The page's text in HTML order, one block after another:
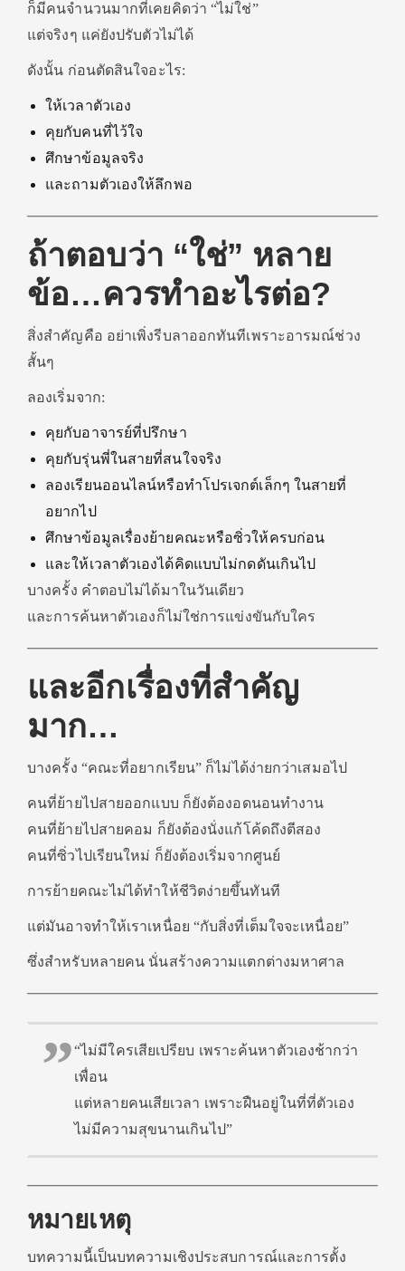
ก็มีคนจำนวนมากที่เคยคิดว่า “ไม่ใช่”
แต่จริงๆ แค่ยังปรับตัวไม่ได้
ดังนั้น ก่อนตัดสินใจอะไร:
ให้เวลาตัวเอง
คุยกับคนที่ไว้ใจ
ศึกษาข้อมูลจริง
และถามตัวเองให้ลึกพอ
ถ้าตอบว่า “ใช่” หลาย
ข้อ…ควรทำอะไรต่อ?
สิ่งสำคัญคือ อย่าเพิ่งรีบลาออกทันทีเพราะอารมณ์ช่วง
สั้นๆ
ลองเริ่มจาก:
คุยกับอาจารย์ที่ปรึกษา
คุยกับรุ่นพี่ในสายที่สนใจจริง
ลองเรียนออนไลน์หรือทำโปรเจกต์เล็กๆ ในสายที่
อยากไป
ศึกษาข้อมูลเรื่องย้ายคณะหรือซิ่วให้ครบก่อน
และให้เวลาตัวเองได้คิดแบบไม่กดดันเกินไป
บางครั้ง คำตอบไม่ได้มาในวันเดียว
และการค้นหาตัวเองก็ไม่ใช่การแข่งขันกับใคร
และอีกเรื่องที่สำคัญ
มาก…
บางครั้ง “คณะที่อยากเรียน” ก็ไม่ได้ง่ายกว่าเสมอไป
คนที่ย้ายไปสายออกแบบ ก็ยังต้องอดนอนทำงาน
คนที่ย้ายไปสายคอม ก็ยังต้องนั่งแก้โค้ดถึงตีสอง
คนที่ซิ่วไปเรียนใหม่ ก็ยังต้องเริ่มจากศูนย์
การย้ายคณะไม่ได้ทำให้ชีวิตง่ายขึ้นทันที
แต่มันอาจทำให้เราเหนื่อย “กับสิ่งที่เต็มใจจะเหนื่อย”
ซึ่งสำหรับหลายคน นั่นสร้างความแตกต่างมหาศาล
“ไม่มีใครเสียเปรียบ เพราะค้นหาตัวเองช้ากว่า
เพื่อน
แต่หลายคนเสียเวลา เพราะฝืนอยู่ในที่ที่ตัวเอง
ไม่มีความสุขนานเกินไป”
หมายเหตุ
บทความนี้เป็นบทความเชิงประสบการณ์และการตั้ง